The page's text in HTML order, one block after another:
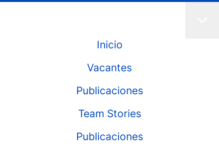
Inicio
Vacantes
Publicaciones
Team Stories
Publicaciones